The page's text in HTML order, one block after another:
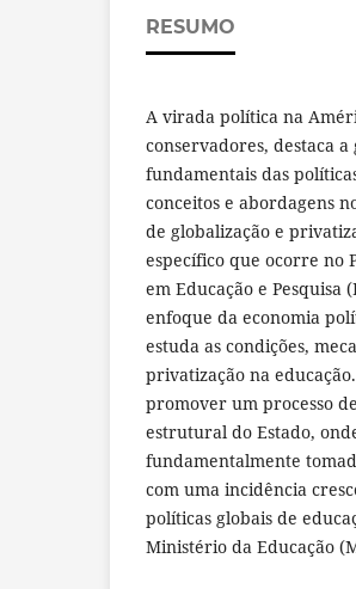
RESUMO
A virada política na
conservadores, destaca
fundamentais das
conceitos e abordagens
de globalização e
específico que ocorre no
em Educação e Pesquisa
enfoque da economia
estuda as condições,
privatização na
promover um processo
estrutural do Estado,
fundamentalmente
com uma incidência
políticas globais de
Ministério da Educação